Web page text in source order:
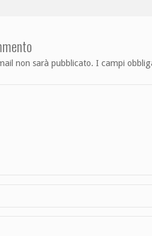
non sarà pubblicato. I campi